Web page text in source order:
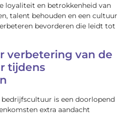
loyaliteit en betrokkenheid van
talent behouden en een cultuur
bevorderen die leidt tot
verbetering van de
tijdens
is een doorlopend
extra aandacht